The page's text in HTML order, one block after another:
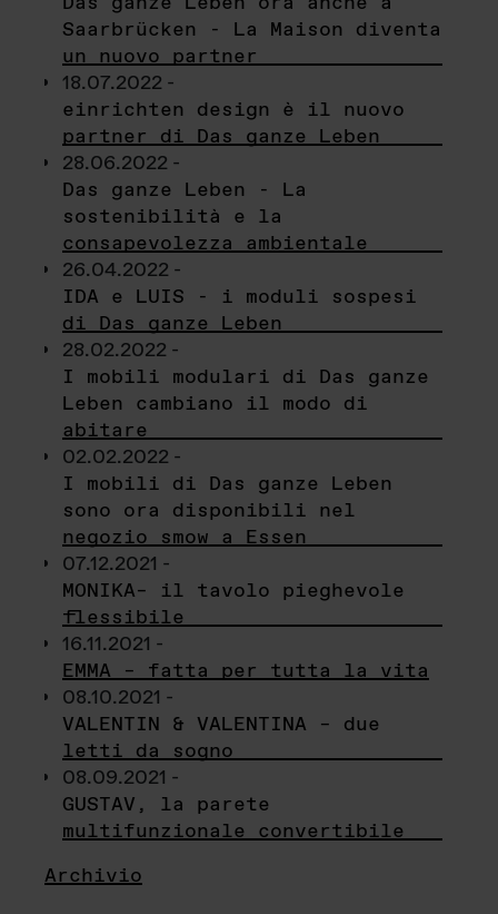
Saarbrücken - La Maison diventa
un nuovo partner
18.07.2022 -
einrichten design è il nuovo
partner di Das ganze Leben
28.06.2022 -
Das ganze Leben - La
sostenibilità e la
consapevolezza ambientale
26.04.2022 -
IDA e LUIS - i moduli sospesi
di Das ganze Leben
28.02.2022 -
I mobili modulari di Das ganze
Leben cambiano il modo di
abitare
02.02.2022 -
I mobili di Das ganze Leben
sono ora disponibili nel
negozio smow a Essen
07.12.2021 -
MONIKA– il tavolo pieghevole
flessibile
16.11.2021 -
EMMA – fatta per tutta la vita
08.10.2021 -
VALENTIN & VALENTINA – due
letti da sogno
08.09.2021 -
GUSTAV, la parete
multifunzionale convertibile
Archivio